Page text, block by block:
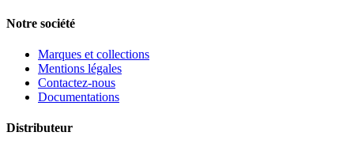
Notre société
Marques et collections
Mentions légales
Contactez-nous
Documentations
Distributeur